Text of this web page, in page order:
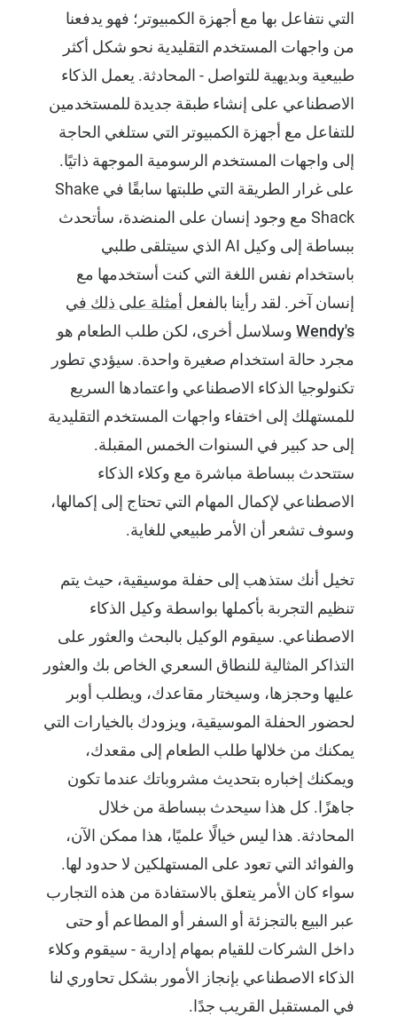
التي نتفاعل بها مع أجهزة الكمبيوتر؛ فهو يدفعنا
من واجهات المستخدم التقليدية نحو شكل أكثر
طبيعية وبديهية للتواصل - المحادثة. يعمل الذكاء
الاصطناعي على إنشاء طبقة جديدة للمستخدمين
للتفاعل مع أجهزة الكمبيوتر التي ستلغي الحاجة
إلى واجهات المستخدم الرسومية الموجهة ذاتيًا.
على غرار الطريقة التي طلبتها سابقًا في Shake
Shack مع وجود إنسان على المنضدة، سأتحدث
ببساطة إلى وكيل AI الذي سيتلقى طلبي
باستخدام نفس اللغة التي كنت أستخدمها مع
إنسان آخر. لقد رأينا بالفعل أمثلة على ذلك في
Wendy's وسلاسل أخرى، لكن طلب الطعام هو
مجرد حالة استخدام صغيرة واحدة. سيؤدي تطور
تكنولوجيا الذكاء الاصطناعي واعتمادها السريع
للمستهلك إلى اختفاء واجهات المستخدم التقليدية
إلى حد كبير في السنوات الخمس المقبلة.
ستتحدث ببساطة مباشرة مع وكلاء الذكاء
الاصطناعي لإكمال المهام التي تحتاج إلى إكمالها،
وسوف تشعر أن الأمر طبيعي للغاية.
تخيل أنك ستذهب إلى حفلة موسيقية، حيث يتم
تنظيم التجربة بأكملها بواسطة وكيل الذكاء
الاصطناعي. سيقوم الوكيل بالبحث والعثور على
التذاكر المثالية للنطاق السعري الخاص بك والعثور
عليها وحجزها، وسيختار مقاعدك، ويطلب أوبر
لحضور الحفلة الموسيقية، ويزودك بالخيارات التي
يمكنك من خلالها طلب الطعام إلى مقعدك،
ويمكنك إخباره بتحديث مشروباتك عندما تكون
جاهزًا. كل هذا سيحدث ببساطة من خلال
المحادثة. هذا ليس خيالًا علميًا، هذا ممكن الآن،
والفوائد التي تعود على المستهلكين لا حدود لها.
سواء كان الأمر يتعلق بالاستفادة من هذه التجارب
عبر البيع بالتجزئة أو السفر أو المطاعم أو حتى
داخل الشركات للقيام بمهام إدارية - سيقوم وكلاء
الذكاء الاصطناعي بإنجاز الأمور بشكل تحاوري لنا
في المستقبل القريب جدًا.